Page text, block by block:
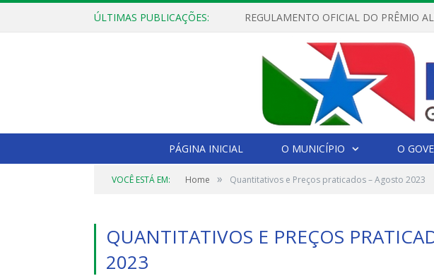
ÚLTIMAS PUBLICAÇÕES:
PÁGINA INICIAL O MUNICÍPIO O
VOCÊ ESTÁ EM: Home » Quantitativos e Preços praticados – Agosto 2023
QUANTITATIVOS E PREÇOS
2023